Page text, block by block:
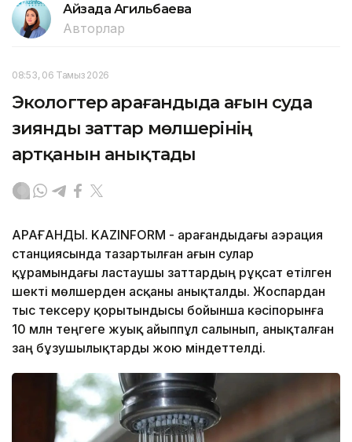
Айзада Агильбаева
Авторлар
08:53, 06 Тамыз 2026
Экологтер Қарағандыда ағын суда
зиянды заттар мөлшерінің
артқанын анықтады
ҚАРАҒАНДЫ. KAZINFORM - Қарағандыдағы аэрация
станциясында тазартылған ағын сулар
құрамындағы ластаушы заттардың рұқсат етілген
шекті мөлшерден асқаны анықталды. Жоспардан
тыс тексеру қорытындысы бойынша кәсіпорынға
10 млн теңгеге жуық айыппұл салынып, анықталған
заң бұзушылықтарды жою міндеттелді.